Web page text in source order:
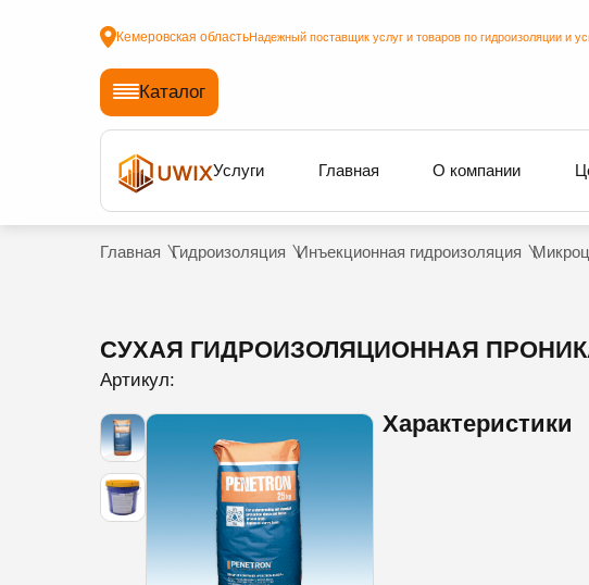
Кемеровская областьНадежный поставщик услуг и товаров по гидроизоляции и
Каталог
Услуги Главная О компании
Главная Гидроизоляция Инъекционная гидроизоляция
СУХАЯ ГИДРОИЗОЛЯЦИОННАЯ
Артикул:
Характеристики